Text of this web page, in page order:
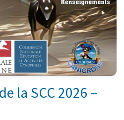
la SCC 2026 –